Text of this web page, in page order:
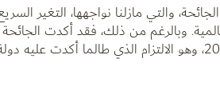
والتي مازلنا نواجهها، التغير
وبالرغم من ذلك، فقد أكدت